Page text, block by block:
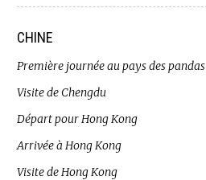
CHINE
Première journée au pays des pandas
Visite de Chengdu
Départ pour Hong Kong
Arrivée à Hong Kong
Visite de Hong Kong